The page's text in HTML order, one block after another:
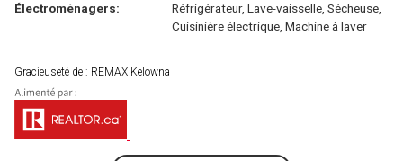
Électroménagers:
Réfrigérateur, Lave-vaisselle, Sécheuse,
Cuisinière électrique, Machine à laver
Gracieuseté de : REMAX Kelowna